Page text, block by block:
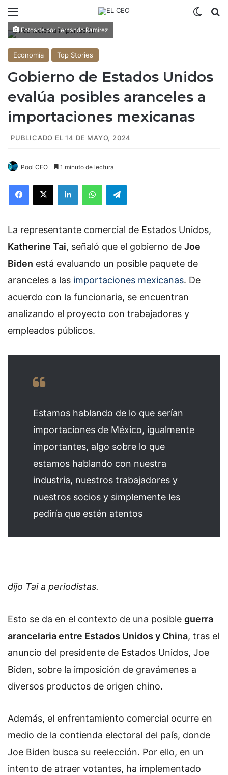
Fotoarte por Fernando Ramírez
Economía Top Stories
Gobierno de Estados Unidos
evalúa posibles aranceles a
importaciones mexicanas
PUBLICADO EL 14 DE MAYO, 2024
Pool CEO 1 minuto de lectura
La representante comercial de Estados Unidos,
Katherine Tai, señaló que el gobierno de Joe
Biden está evaluando un posible paquete de
aranceles a las importaciones mexicanas. De
acuerdo con la funcionaria, se encuentran
analizando el proyecto con trabajadores y
empleados públicos.
Estamos hablando de lo que serían
importaciones de México, igualmente
importantes, algo sobre lo que
estamos hablando con nuestra
industria, nuestros trabajadores y
nuestros socios y simplemente les
pediría que estén atentos
dijo Tai a periodistas.
Esto se da en el contexto de una posible guerra
arancelaria entre Estados Unidos y China, tras el
anuncio del presidente de Estados Unidos, Joe
Biden, sobre la imposición de gravámenes a
diversos productos de origen chino.
Además, el enfrentamiento comercial ocurre en
medio de la contienda electoral del país, donde
Joe Biden busca su reelección. Por ello, en un
intento de atraer votantes, ha implementado